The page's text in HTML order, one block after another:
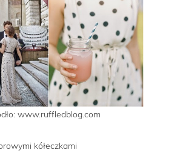
www.ruffledblog.com
kółeczkami